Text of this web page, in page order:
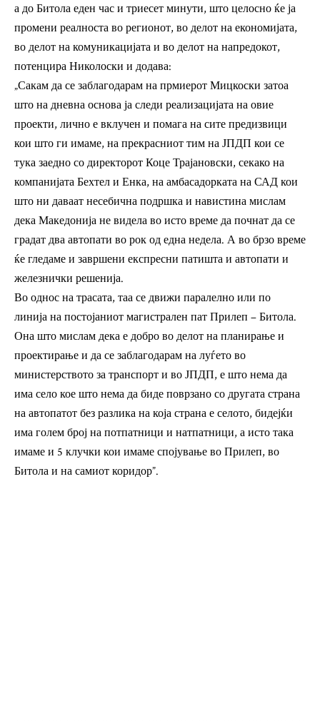
а до Битола еден час и триесет минути, што целосно ќе ја
промени реалноста во регионот, во делот на економијата,
во делот на комуникацијата и во делот на напредокот,
потенцира Николоски и додава:
„Сакам да се заблагодарам на прмиерот Мицкоски затоа
што на дневна основа ја следи реализацијата на овие
проекти, лично е вклучен и помага на сите предизвици
кои што ги имаме, на прекрасниот тим на ЈПДП кои се
тука заедно со директорот Коце Трајановски, секако на
компанијата Бехтел и Енка, на амбасадорката на САД кои
што ни даваат несебична подршка и навистина мислам
дека Македонија не видела во исто време да почнат да се
градат два автопати во рок од една недела. А во брзо време
ќе гледаме и завршени експресни патишта и автопати и
железнички решенија.
Во однос на трасата, таа се движи паралелно или по
линија на постојаниот магистрален пат Прилеп – Битола.
Она што мислам дека е добро во делот на планирање и
проектирање и да се заблагодарам на луѓето во
министерството за транспорт и во ЈПДП, е што нема да
има село кое што нема да биде поврзано со другата страна
на автопатот без разлика на која страна е селото, бидејќи
има голем број на потпатници и натпатници, а исто така
имаме и 5 клучки кои имаме спојување во Прилеп, во
Битола и на самиот коридор”.